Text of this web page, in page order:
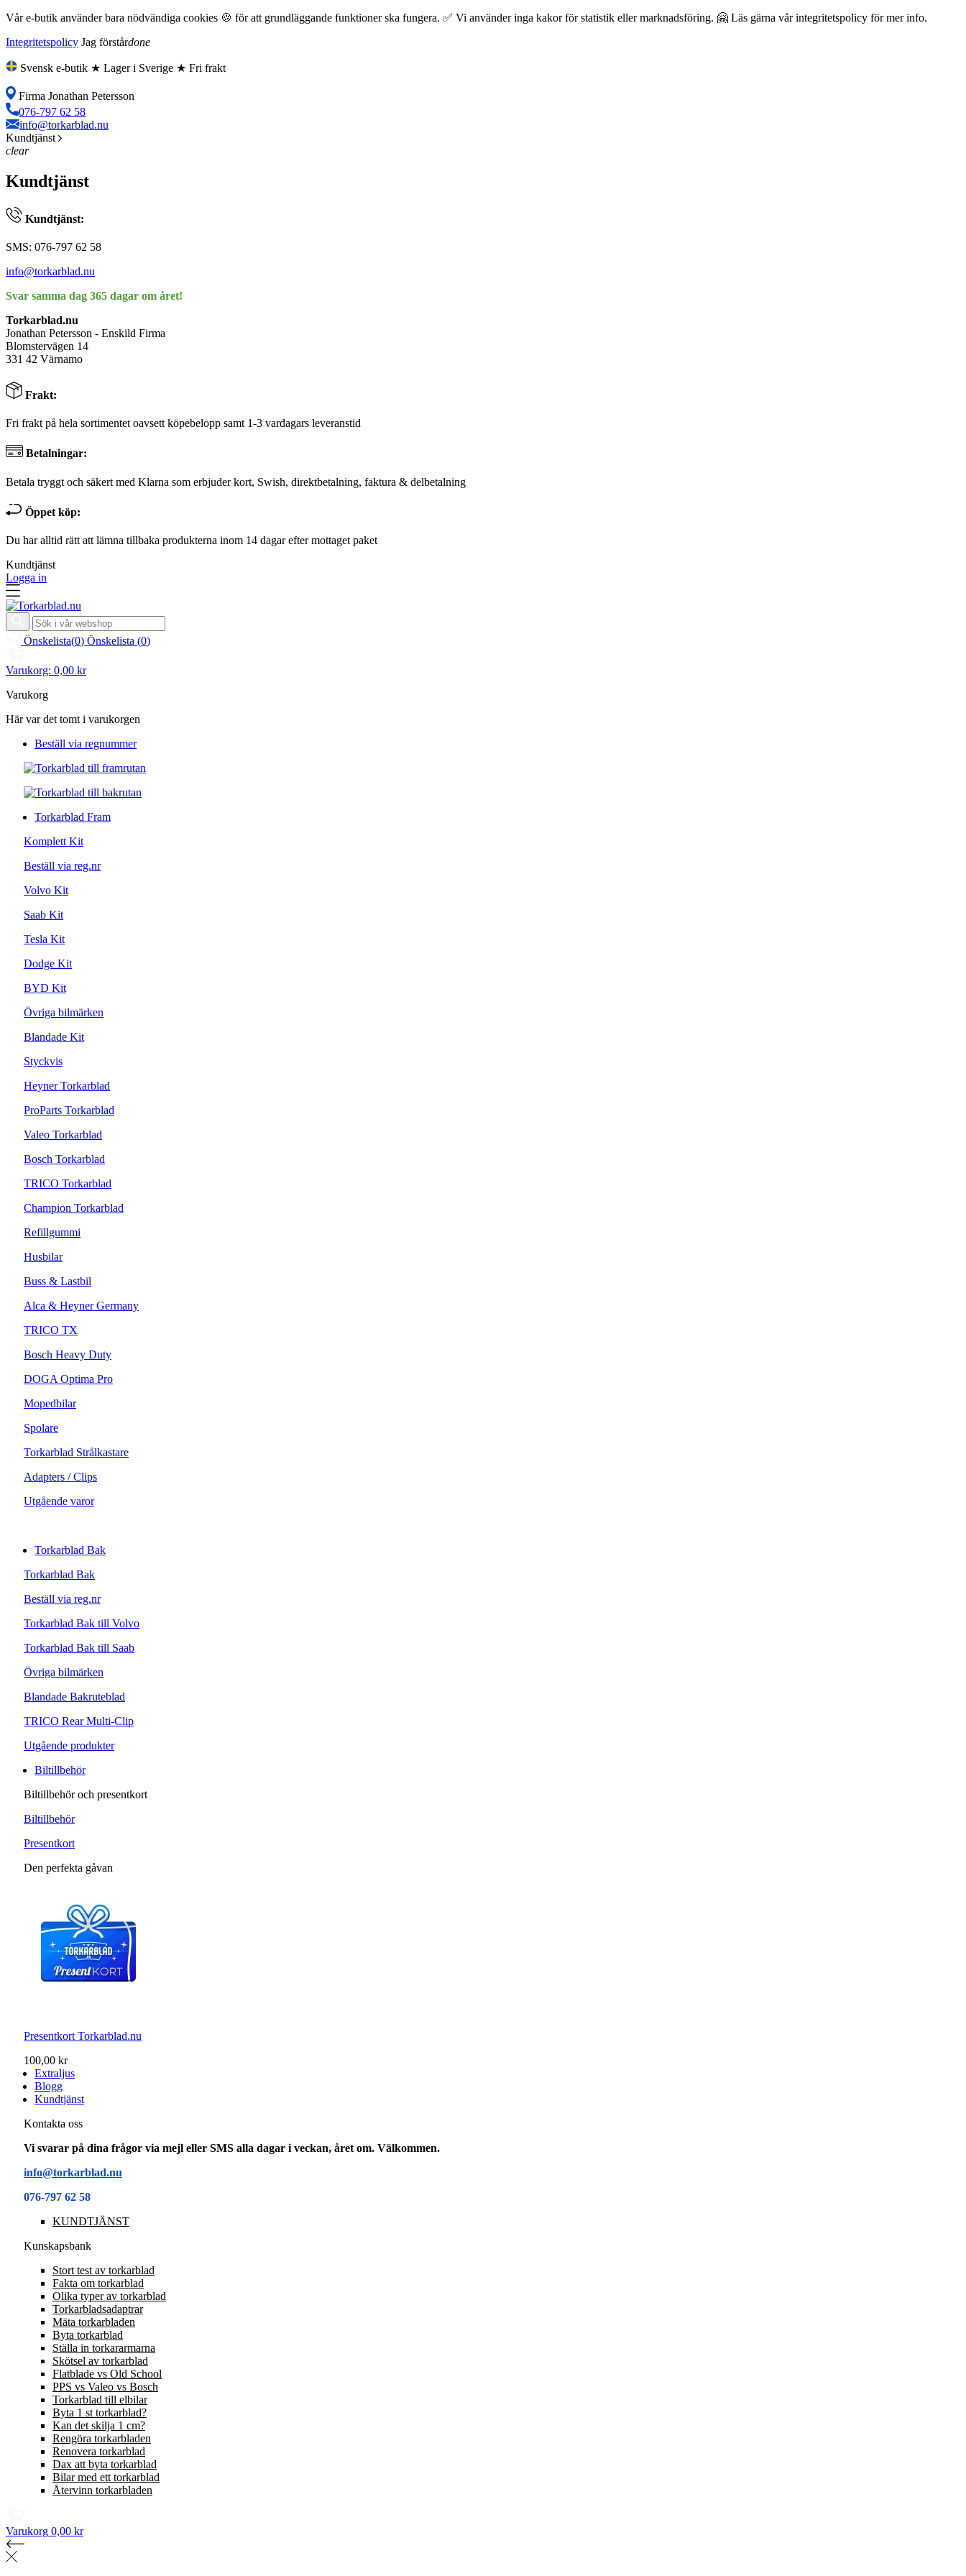
Vår e-butik använder bara nödvändiga cookies 🍪 för att grundläggande funktioner ska fungera. ✅ Vi använder inga kakor för statistik eller marknadsföring. 🤗 Läs gärna vår integritetspolicy för mer info.
Integritetspolicy Jag förstårdone
Svensk e-butik ★ Lager i Sverige ★ Fri frakt
Firma Jonathan Petersson
076-797 62 58
info@torkarblad.nu
Kundtjänst
clear
Kundtjänst
Kundtjänst:
SMS: 076-797 62 58
info@torkarblad.nu
Svar samma dag 365 dagar om året!
Torkarblad.nu
Jonathan Petersson - Enskild Firma
Blomstervägen 14
331 42 Värnamo
Frakt:
Fri frakt på hela sortimentet oavsett köpebelopp samt 1-3 vardagars leveranstid
Betalningar:
Betala tryggt och säkert med Klarna som erbjuder kort, Swish, direktbetalning, faktura & delbetalning
Öppet köp:
Du har alltid rätt att lämna tillbaka produkterna inom 14 dagar efter mottaget paket
Kundtjänst
Logga in
Önskelista(0) Önskelista (0)
Varukorg: 0,00 kr
Varukorg
Här var det tomt i varukorgen
Beställ via regnummer
Torkarblad Fram
Komplett Kit
Beställ via reg.nr
Volvo Kit
Saab Kit
Tesla Kit
Dodge Kit
BYD Kit
Övriga bilmärken
Blandade Kit
Styckvis
Heyner Torkarblad
ProParts Torkarblad
Valeo Torkarblad
Bosch Torkarblad
TRICO Torkarblad
Champion Torkarblad
Refillgummi
Husbilar
Buss & Lastbil
Alca & Heyner Germany
TRICO TX
Bosch Heavy Duty
DOGA Optima Pro
Mopedbilar
Spolare
Torkarblad Strålkastare
Adapters / Clips
Utgående varor
Torkarblad Bak
Torkarblad Bak
Beställ via reg.nr
Torkarblad Bak till Volvo
Torkarblad Bak till Saab
Övriga bilmärken
Blandade Bakruteblad
TRICO Rear Multi-Clip
Utgående produkter
Biltillbehör
Biltillbehör och presentkort
Biltillbehör
Presentkort
Den perfekta gåvan
Presentkort Torkarblad.nu
100,00 kr
Extraljus
Blogg
Kundtjänst
Kontakta oss
Vi svarar på dina frågor via mejl eller SMS alla dagar i veckan, året om. Välkommen.
info@torkarblad.nu
076-797 62 58
KUNDTJÄNST
Kunskapsbank
Stort test av torkarblad
Fakta om torkarblad
Olika typer av torkarblad
Torkarbladsadaptrar
Mäta torkarbladen
Byta torkarblad
Ställa in torkararmarna
Skötsel av torkarblad
Flatblade vs Old School
PPS vs Valeo vs Bosch
Torkarblad till elbilar
Byta 1 st torkarblad?
Kan det skilja 1 cm?
Rengöra torkarbladen
Renovera torkarblad
Dax att byta torkarblad
Bilar med ett torkarblad
Återvinn torkarbladen
Varukorg 0,00 kr